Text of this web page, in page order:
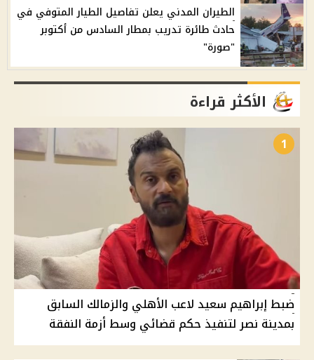
الطيران المدني يعلن تفاصيل الطيار المتوفي في
حادث طائرة تدريب بمطار السادس من أكتوبر
"صورة"
الأكثر قراءة
1
ضبط إبراهيم سعيد لاعب الأهلي والزمالك السابق
بمدينة نصر لتنفيذ حكم قضائي وسط أزمة النفقة